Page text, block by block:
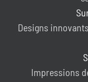
Designs
Impressions